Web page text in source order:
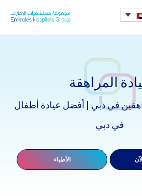
المراهقة
في دبي | أفضل عيادة أطفال
في دبي
الأطباء